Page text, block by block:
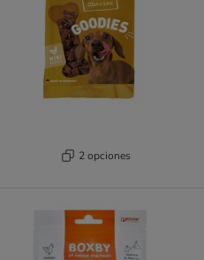
2 opciones